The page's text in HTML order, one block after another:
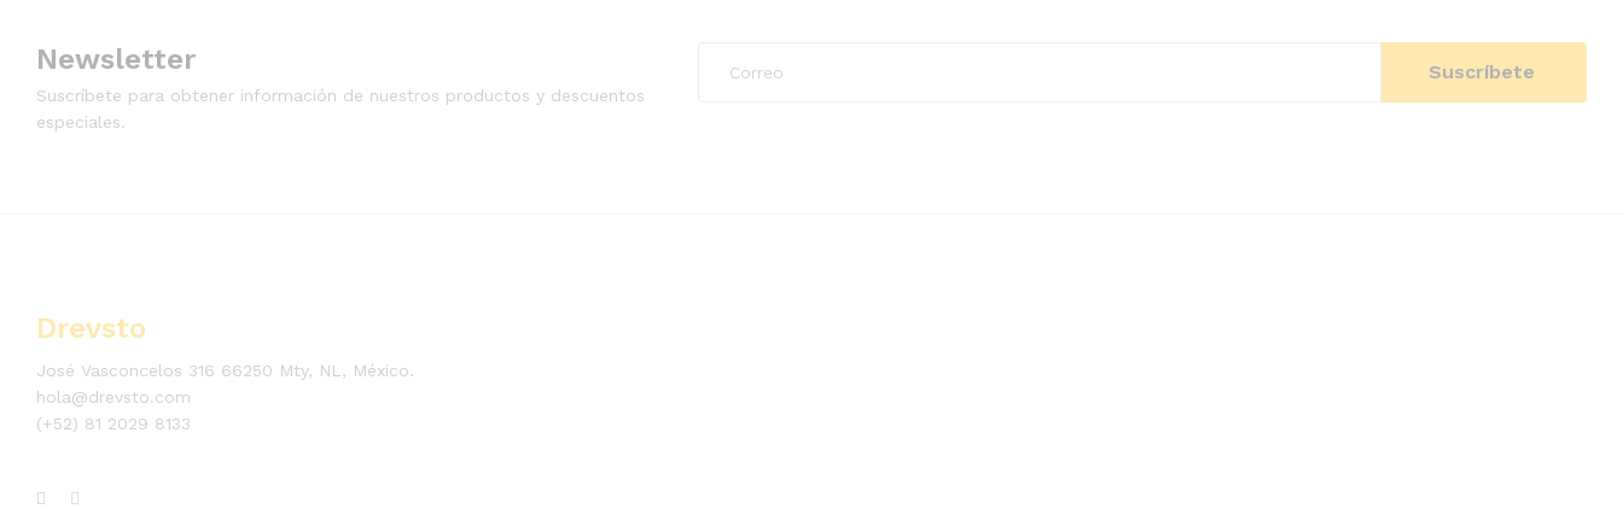
Newsletter
Suscríbete para obtener información de nuestros productos y descuentos
especiales.
Drevsto
José Vasconcelos 316 66250 Mty, NL, México.
hola@drevsto.com
(+52) 81 2029 8133